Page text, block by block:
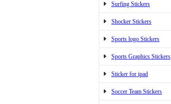
Surfing Stickers
Shocker Stickers
Sports logo Stickers
Sports Graphics Stickers
Sticker for ipad
Soccer Team Stickers